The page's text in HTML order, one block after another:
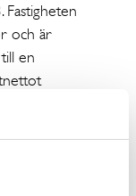
Fastigheten
och är
en